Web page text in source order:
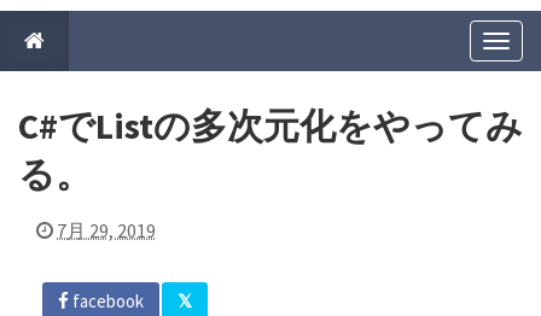
T
o
g
l
e
C#でListの多次元化をやってみ
る。
7月 29, 2019
facebook